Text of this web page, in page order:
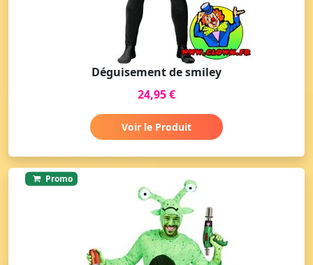
Déguisement de smiley
24,95 €
Voir le Produit
Promo